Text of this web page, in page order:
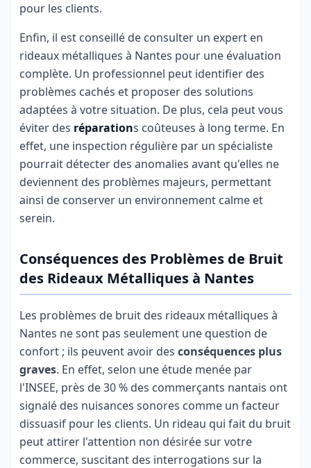
pour les clients.
Enfin, il est conseillé de consulter un expert en
rideaux métalliques à Nantes pour une évaluation
complète. Un professionnel peut identifier des
problèmes cachés et proposer des solutions
adaptées à votre situation. De plus, cela peut vous
éviter des réparations coûteuses à long terme. En
effet, une inspection régulière par un spécialiste
pourrait détecter des anomalies avant qu'elles ne
deviennent des problèmes majeurs, permettant
ainsi de conserver un environnement calme et
serein.
Conséquences des Problèmes de Bruit
des Rideaux Métalliques à Nantes
Les problèmes de bruit des rideaux métalliques à
Nantes ne sont pas seulement une question de
confort ; ils peuvent avoir des conséquences plus
graves. En effet, selon une étude menée par
l'INSEE, près de 30 % des commerçants nantais ont
signalé des nuisances sonores comme un facteur
dissuasif pour les clients. Un rideau qui fait du bruit
peut attirer l'attention non désirée sur votre
commerce, suscitant des interrogations sur la